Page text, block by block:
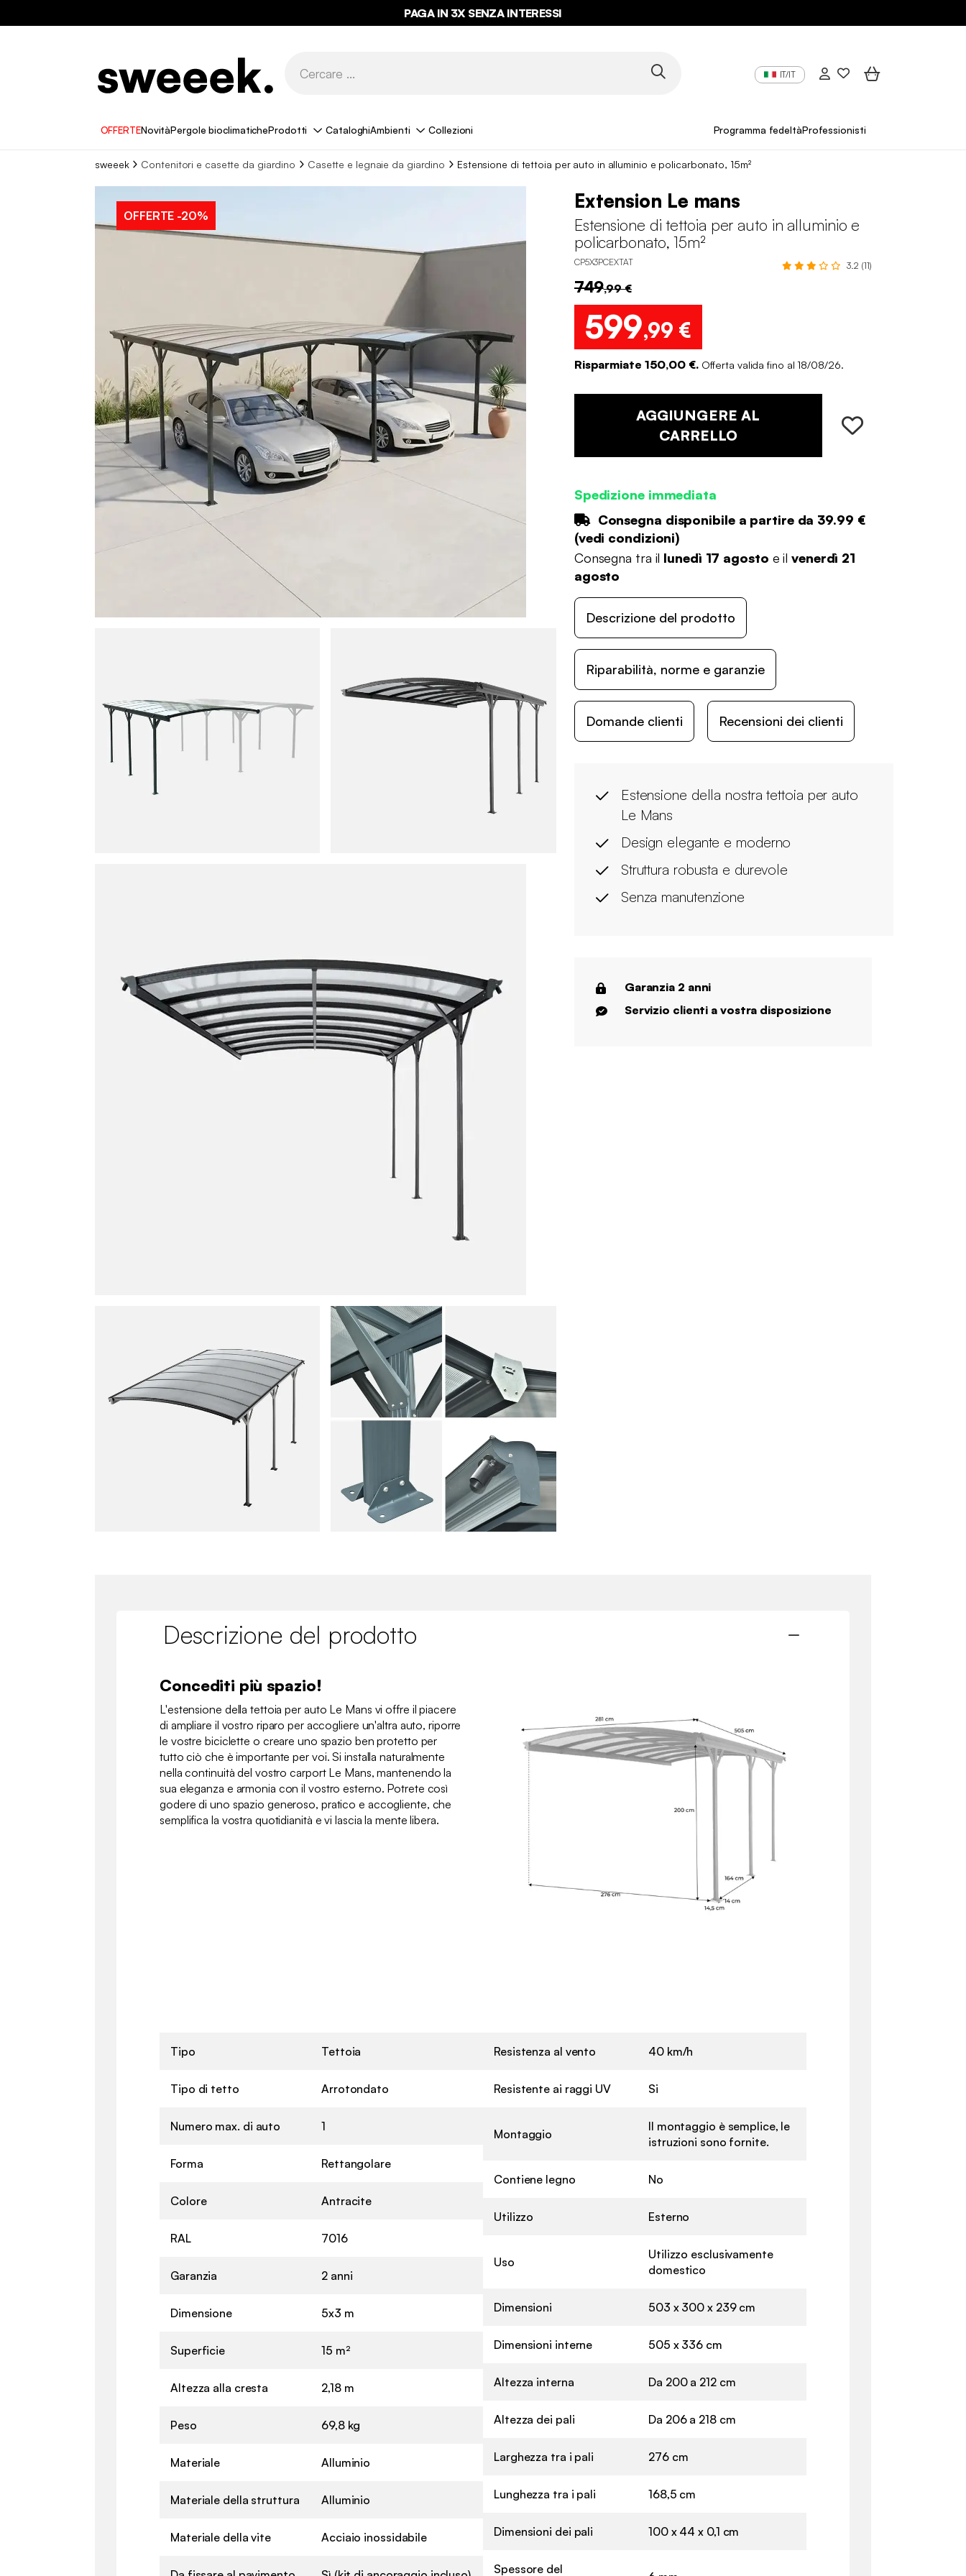
PAGA IN 3X SENZA INTERESSI
IT/IT
OFFERTENovitàPergole bioclimaticheProdotti CataloghiAmbienti Collezioni Programma fedeltàProfessionisti
sweeek Contenitori e casette da giardino Casette e legnaie da giardino Estensione di tettoia per auto in alluminio e policarbonato, 15m²
OFFERTE -20%
Extension Le mans
Estensione di tettoia per auto in alluminio e
policarbonato, 15m²
CP5X3PCEXTAT 3.2 (11)
749,99 €
599,99 €
Risparmiate 150,00 €. Offerta valida fino al 18/08/26.
AGGIUNGERE AL
CARRELLO
Spedizione immediata
Consegna disponibile a partire da 39.99 €
(vedi condizioni)
Consegna tra il lunedì 17 agosto e ilvenerdì 21
agosto
Descrizione del prodotto
Riparabilità, norme e garanzie
Domande clienti Recensioni dei clienti
Estensione della nostra tettoia per auto
Le Mans
Design elegante e moderno
Struttura robusta e durevole
Senza manutenzione
Garanzia 2 anni
Servizio clienti a vostra disposizione
Descrizione del prodotto
Concediti più spazio!
L'estensione della tettoia per auto Le Mans vi offre il piacere
di ampliare il vostro riparo per accogliere un'altra auto, riporre
le vostre biciclette o creare uno spazio ben protetto per
tutto ciò che è importante per voi. Si installa naturalmente
nella continuità del vostro carport Le Mans, mantenendo la
sua eleganza e armonia con il vostro esterno. Potrete così
godere di uno spazio generoso, pratico e accogliente, che
semplifica la vostra quotidianità e vi lascia la mente libera.
Tipo Tettoia
Tipo di tetto Arrotondato
Numero max. di auto 1
Forma Rettangolare
Colore Antracite
RAL 7016
Garanzia 2 anni
Dimensione 5x3 m
Superficie 15 m²
Altezza alla cresta 2,18 m
Peso 69,8 kg
Materiale Alluminio
Materiale della struttura Alluminio
Materiale della vite Acciaio inossidabile
Resistenza al vento 40 km/h
Resistente ai raggi UV Si
Montaggio
Il montaggio è semplice, le
istruzioni sono fornite.
Contiene legno No
Utilizzo Esterno
Uso
Utilizzo esclusivamente
domestico
Dimensioni 503 x 300 x 239 cm
Dimensioni interne 505 x 336 cm
Altezza interna Da 200 a 212 cm
Altezza dei pali Da 206 a 218 cm
Larghezza tra i pali 276 cm
Lunghezza tra i pali 168,5 cm
Dimensioni dei pali 100 x 44 x 0,1 cm
Spessore del